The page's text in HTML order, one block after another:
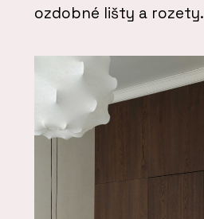
ozdobné lišty a rozety.